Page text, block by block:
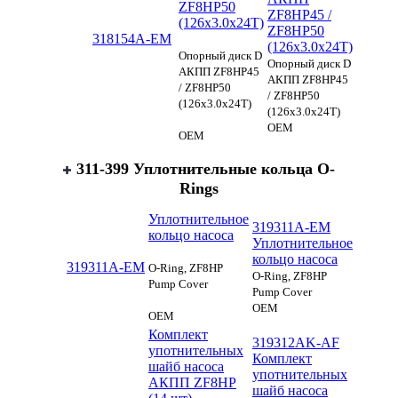
318154A-EM
ZF8HP50
(126x3.0x24T)
Опорный диск D
АКПП ZF8HP45
/ ZF8HP50
(126x3.0x24T)
OEM
ZF8HP45 /
ZF8HP50
(126x3.0x24T)
Опорный диск D
АКПП ZF8HP45
/ ZF8HP50
(126x3.0x24T)
OEM
311-399 Уплотнительные кольца O-
Rings
319311A-EM
Уплотнительное
кольцо насоса
O-Ring, ZF8HP
Pump Cover
OEM
319311A-EM
Уплотнительное
кольцо насоса
O-Ring, ZF8HP
Pump Cover
OEM
Комплект
употнительных
шайб насоса
АКПП ZF8HP
319312AK-AF
Комплект
употнительных
шайб насоса